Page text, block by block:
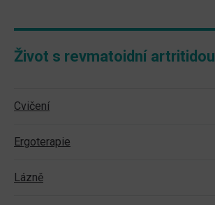
Život s revmatoidní artritidou
Cvičení
Ergoterapie
Lázně